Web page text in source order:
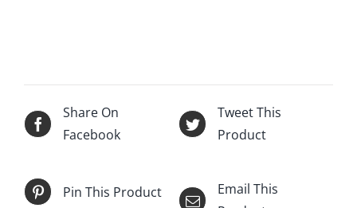
Share On
Facebook
Tweet This
Product
Pin This Product
Email This